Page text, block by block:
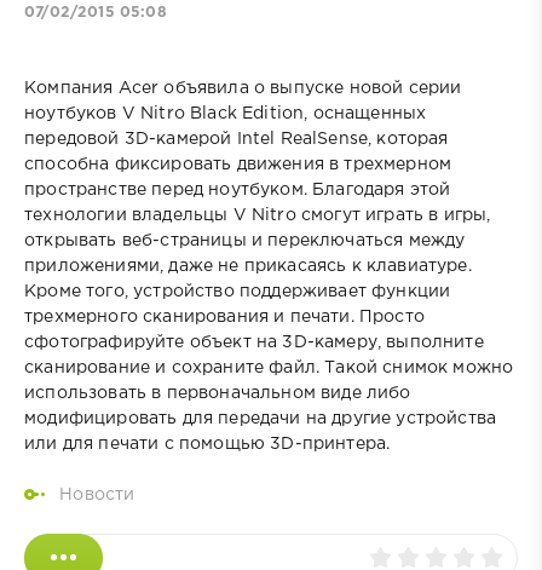
07/02/2015 05:08
Компания Acer объявила о выпуске новой серии
ноутбуков V Nitro Black Edition, оснащенных
передовой 3D-камерой Intel RealSense, которая
способна фиксировать движения в трехмерном
пространстве перед ноутбуком. Благодаря этой
технологии владельцы V Nitro смогут играть в игры,
открывать веб-страницы и переключаться между
приложениями, даже не прикасаясь к клавиатуре.
Кроме того, устройство поддерживает функции
трехмерного сканирования и печати. Просто
сфотографируйте объект на 3D-камеру, выполните
сканирование и сохраните файл. Такой снимок можно
использовать в первоначальном виде либо
модифицировать для передачи на другие устройства
или для печати с помощью 3D-принтера.
Новости